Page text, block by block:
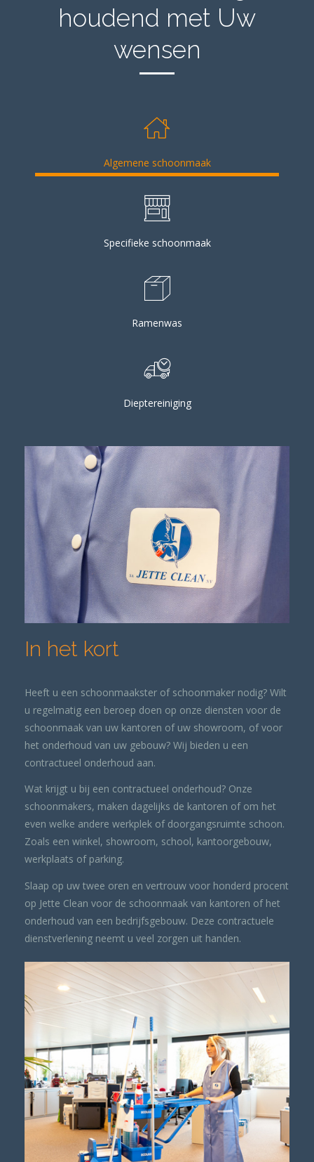
houdend met Uw
wensen
Algemene schoonmaak
Specifieke schoonmaak
Ramenwas
Dieptereiniging
In het kort
Heeft u een schoonmaakster of schoonmaker nodig? Wilt
u regelmatig een beroep doen op onze diensten voor de
schoonmaak van uw kantoren of uw showroom, of voor
het onderhoud van uw gebouw? Wij bieden u een
contractueel onderhoud aan.
Wat krijgt u bij een contractueel onderhoud? Onze
schoonmakers, maken dagelijks de kantoren of om het
even welke andere werkplek of doorgangsruimte schoon.
Zoals een winkel, showroom, school, kantoorgebouw,
werkplaats of parking.
Slaap op uw twee oren en vertrouw voor honderd procent
op Jette Clean voor de schoonmaak van kantoren of het
onderhoud van een bedrijfsgebouw. Deze contractuele
dienstverlening neemt u veel zorgen uit handen.